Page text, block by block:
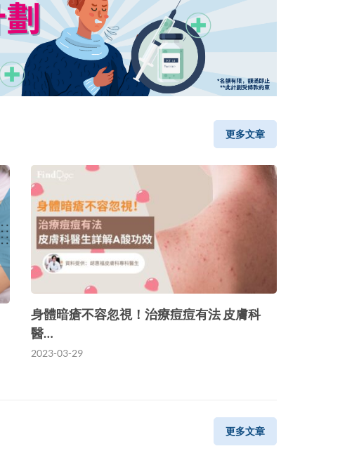
更多文章
身體暗瘡不容忽視！治療痘痘有法 皮膚科
醫…
2023-03-29
更多文章